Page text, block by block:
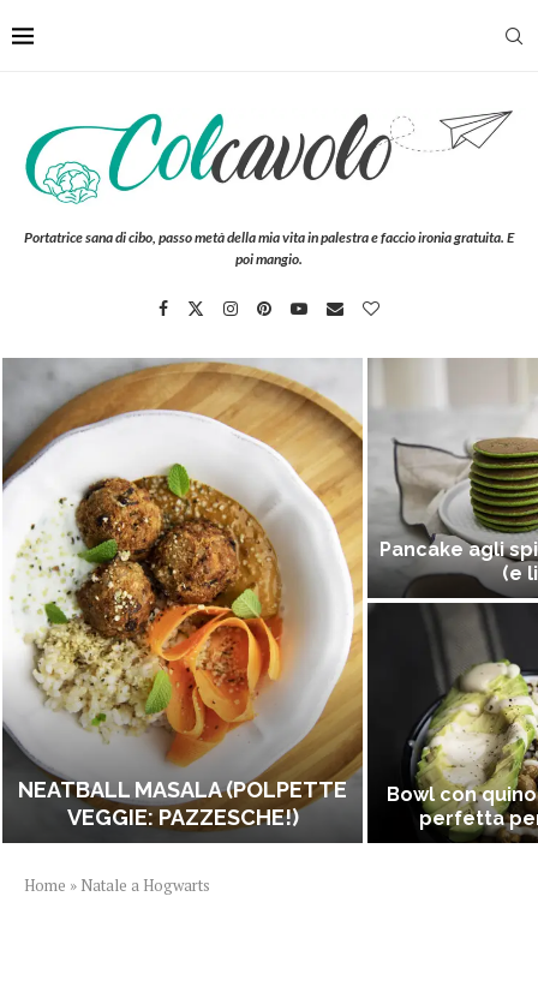
Portatrice sana di cibo, passo metà della mia vita in palestra e faccio ironia gratuita. E
poi mangio.
NEATBALL MASALA (POLPETTE
VEGGIE: PAZZESCHE!)
Pancake agli
(e
Bowl con
perfetta
Home » Natale a Hogwarts